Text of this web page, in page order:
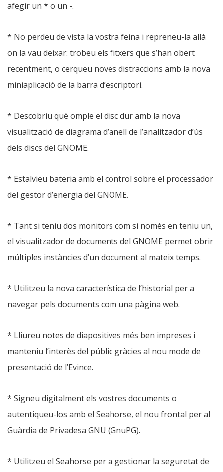
afegir un * o un -.
* No perdeu de vista la vostra feina i repreneu-la allà
on la vau deixar: trobeu els fitxers que s’han obert
recentment, o cerqueu noves distraccions amb la nova
miniaplicació de la barra d’escriptori.
* Descobriu què omple el disc dur amb la nova
visualització de diagrama d’anell de l’analitzador d’ús
dels discs del GNOME.
* Estalvieu bateria amb el control sobre el processador
del gestor d’energia del GNOME.
* Tant si teniu dos monitors com si només en teniu un,
el visualitzador de documents del GNOME permet obrir
múltiples instàncies d’un document al mateix temps.
* Utilitzeu la nova característica de l’historial per a
navegar pels documents com una pàgina web.
* Lliureu notes de diapositives més ben impreses i
manteniu l’interès del públic gràcies al nou mode de
presentació de l’Evince.
* Signeu digitalment els vostres documents o
autentiqueu-los amb el Seahorse, el nou frontal per al
Guàrdia de Privadesa GNU (GnuPG).
* Utilitzeu el Seahorse per a gestionar la seguretat de